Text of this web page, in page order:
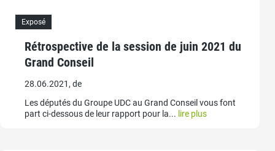
Exposé
Rétrospective de la session de juin 2021 du
Grand Conseil
28.06.2021, de
Les députés du Groupe UDC au Grand Conseil vous font
part ci-dessous de leur rapport pour la... lire plus